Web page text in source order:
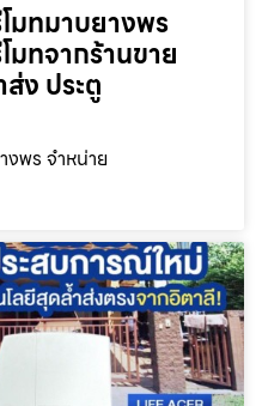
มทมาบยางพร
มทจากร้านขาย
ง ประตู
งพร จำหน่าย